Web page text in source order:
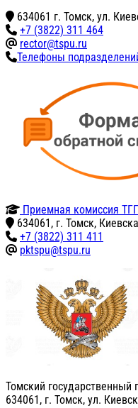
634061 г. Томск, ул.
+7 (3822) 311 464
rector@tspu.ru
Телефоны
Приемная комиссия
634061, г. Томск,
+7 (3822) 311 411
pktspu@tspu.ru
Томский государственный
634061, г. Томск, ул.